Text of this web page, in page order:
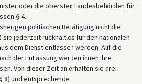
oder die obersten Landesbehörden für
4.
politischen Betätigung nicht die
sie jederzeit rückhaltlos für den nationalen
dem Dienst entlassen werden. Auf die
der Entlassung werden ihnen ihre
Von dieser Zeit an erhalten sie drei
8) und entsprechende